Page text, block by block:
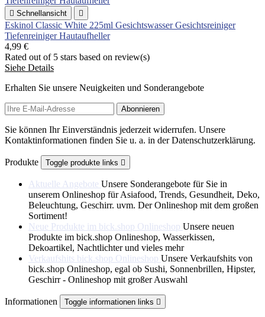
 Schnellansicht 
Eskinol Classic White 225ml Gesichtswasser Gesichtsreiniger
Tiefenreiniger Hautaufheller
4,99 €
Rated out of 5 stars based on review(s)
Siehe Details
Erhalten Sie unsere Neuigkeiten und Sonderangebote
Sie können Ihr Einverständnis jederzeit widerrufen. Unsere
Kontaktinformationen finden Sie u. a. in der Datenschutzerklärung.
Produkte Toggle produkte links 
Aktuelle Angebote Unsere Sonderangebote für Sie in
unserem Onlineshop für Asiafood, Trends, Gesundheit, Deko,
Beleuchtung, Geschirr. uvm. Der Onlineshop mit dem großen
Sortiment!
Neue Produkte im bick.shop Onlineshop Unsere neuen
Produkte im bick.shop Onlineshop, Wasserkissen,
Dekoartikel, Nachtlichter und vieles mehr
Verkaufshits bick.shop Onlineshop Unsere Verkaufshits von
bick.shop Onlineshop, egal ob Sushi, Sonnenbrillen, Hipster,
Geschirr - Onlineshop mit großer Auswahl
Informationen Toggle informationen links 